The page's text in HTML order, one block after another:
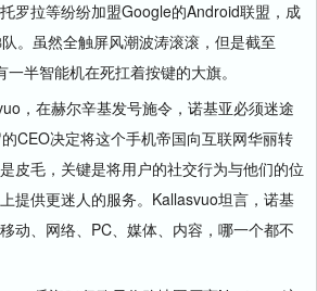
罗拉等纷纷加盟Google的Android联盟，成
。虽然全触屏风潮波涛滚滚，但是截至
半智能机在死扛着按键的大旗。
，在赫尔辛基发号施令，诺基亚必须迷途
CEO决定将这个手机帝国向互联网华丽转
皮毛，关键是将用户的社交行为与他们的位
提供更迷人的服务。Kallasvuo坦言，诺基
动、网络、PC、媒体、内容，哪一个都不